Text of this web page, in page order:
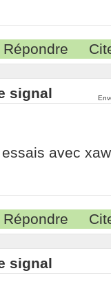
Répondre
signal
avec
Répondre
signal